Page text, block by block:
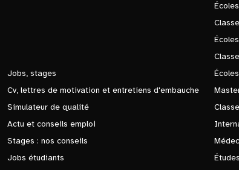
Jobs, stages
Cv, lettres de motivation et entretiens d'embauche
Simulateur de qualité
Actu et conseils emploi
Stages : nos conseils
Jobs étudiants